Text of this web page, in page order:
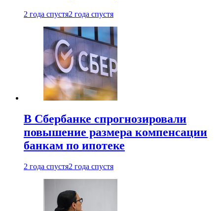
2 года спустя2 года спустя
В Сбербанке спрогнозировали
повышение размера компенсации
банкам по ипотеке
2 года спустя2 года спустя